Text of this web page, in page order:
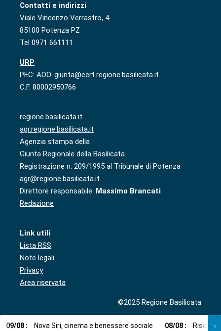
Contatti e indirizzi
Viale Vincenzo Verrastro, 4
85100 Potenza PZ
Tel 0971 661111
URP
PEC: AOO-giunta@cert.regione.basilicata.it
C.F. 80002950766
regione.basilicata.it
agr.regione.basilicata.it
Agenzia stampa della
Giunta Regionale della Basilicata
Registrazione n. 209/1995 al Tribunale di Potenza
agr@regione.basilicata.it
Direttore responsabile: Massimo Brancati
Redazione
Link utili
Lista RSS
Note legali
Privacy
Area riservata
©2025 Regione Basilicata
09/08 : Nova Siri, cinema e benessere sociale 08/08 : Risorse